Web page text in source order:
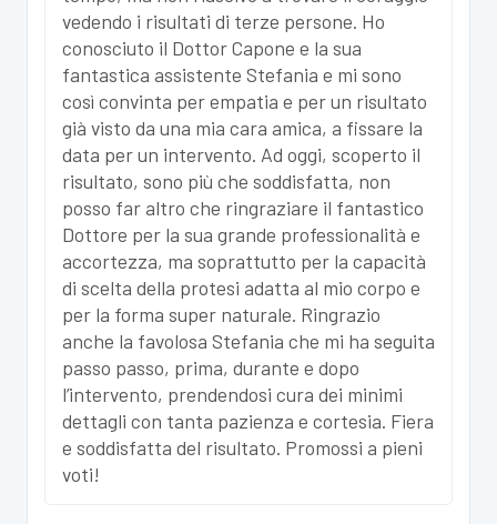
vedendo i risultati di terze persone. Ho
conosciuto il Dottor Capone e la sua
fantastica assistente Stefania e mi sono
così convinta per empatia e per un risultato
già visto da una mia cara amica, a fissare la
data per un intervento. Ad oggi, scoperto il
risultato, sono più che soddisfatta, non
posso far altro che ringraziare il fantastico
Dottore per la sua grande professionalità e
accortezza, ma soprattutto per la capacità
di scelta della protesi adatta al mio corpo e
per la forma super naturale. Ringrazio
anche la favolosa Stefania che mi ha seguita
passo passo, prima, durante e dopo
l’intervento, prendendosi cura dei minimi
dettagli con tanta pazienza e cortesia. Fiera
e soddisfatta del risultato. Promossi a pieni
voti!